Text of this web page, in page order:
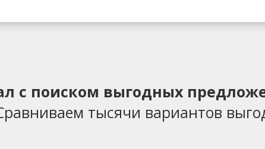
с поиском выгодных
тысячи вариантов